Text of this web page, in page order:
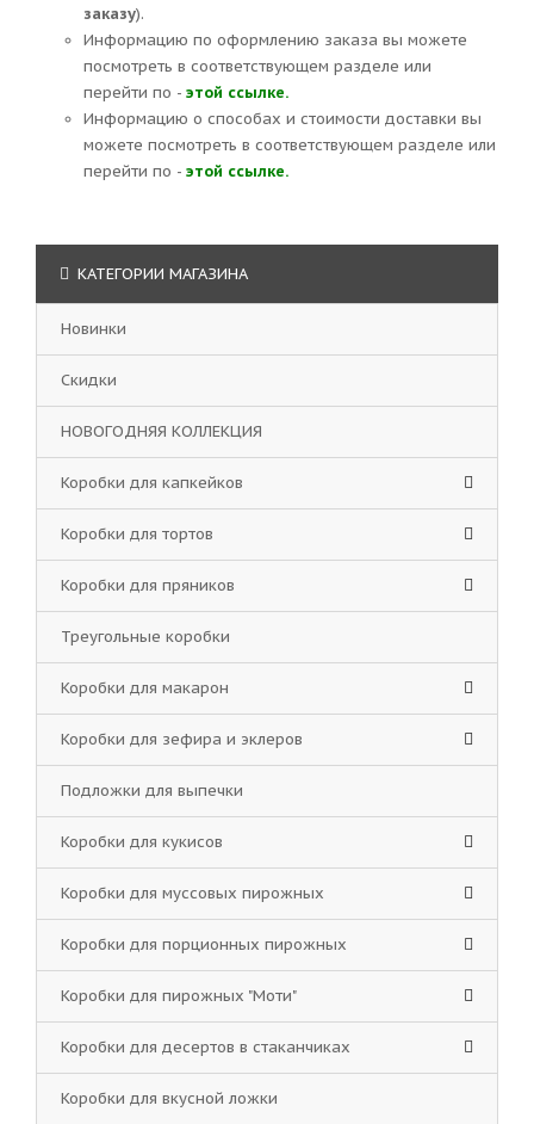
заказу).
Информацию по оформлению заказа вы можете
посмотреть в соответствующем разделе или
перейти по - этой ссылке.
Информацию о способах и стоимости доставки вы
можете посмотреть в соответствующем разделе или
перейти по - этой ссылке.
КАТЕГОРИИ МАГАЗИНА
Новинки
Скидки
НОВОГОДНЯЯ КОЛЛЕКЦИЯ
Коробки для капкейков
Коробки для тортов
Коробки для пряников
Треугольные коробки
Коробки для макарон
Коробки для зефира и эклеров
Подложки для выпечки
Коробки для кукисов
Коробки для муссовых пирожных
Коробки для порционных пирожных
Коробки для пирожных "Моти"
Коробки для десертов в стаканчиках
Коробки для вкусной ложки